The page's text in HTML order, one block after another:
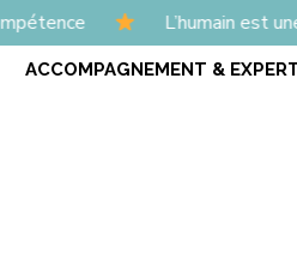
L’humain est une richesse
ACCOMPAGNEMENT &